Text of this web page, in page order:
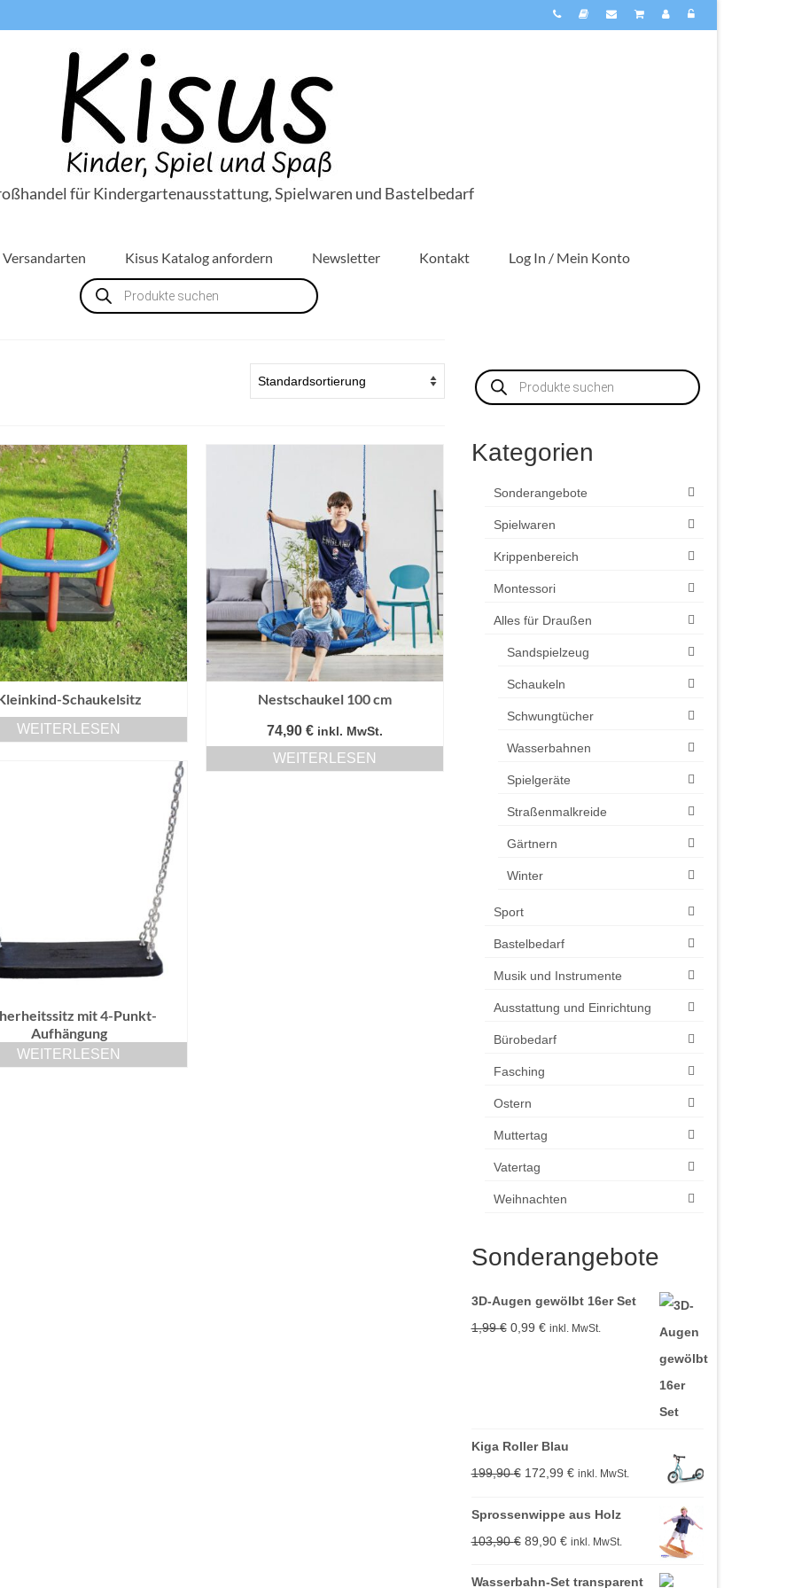
für Kindergartenausstattung, Spielwaren und Bastelbedarf
Versandarten Kisus Katalog anfordern Newsletter Kontakt Log In / Mein Konto
Products
search
Schaukelsitz
WEITERLESEN
Nestschaukel 100 cm
74,90€ inkl. MwSt.
WEITERLESEN
mit 4-Punkt-
Aufhängung
WEITERLESEN
Products
search
Kategorien
Sonderangebote
Spielwaren
Krippenbereich
Montessori
Alles für Draußen
Sandspielzeug
Schaukeln
Schwungtücher
Wasserbahnen
Spielgeräte
Straßenmalkreide
Gärtnern
Winter
Sport
Bastelbedarf
Musik und Instrumente
Ausstattung und Einrichtung
Bürobedarf
Fasching
Ostern
Muttertag
Vatertag
Weihnachten
Sonderangebote
3D-Augen gewölbt 16er Set
1,99€ Ursprünglicher
0,99 €Aktueller
inkl. MwSt.
Kiga Roller Blau
199,90€ Ursprünglicher
war:
199,90 €
172,99 €Aktueller
inkl. MwSt.
Sprossenwippe aus Holz
103,90€ Ursprünglicher
89,90 €Aktueller
inkl. MwSt.
Wasserbahn-Set transparent